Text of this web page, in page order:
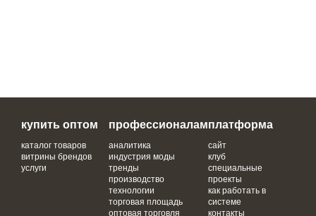
купить оптом
каталог товаров
витрины брендов
услуги
профессионалам
аналитика
индустрия моды
тренды
производство
технологии
торговая площадь
оптовая торговля
платформа
сайт
клуб
специальные
проекты
как работать в
системе
контакты